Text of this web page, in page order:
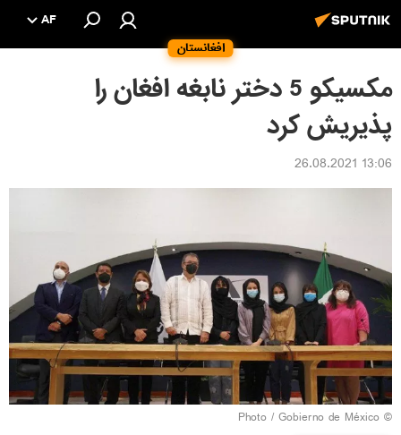
افغانستان
AF
مکسیکو 5 دختر نابغه افغان را
پذیریش کرد
13:06 26.08.2021
© Photo /
Gobierno de México